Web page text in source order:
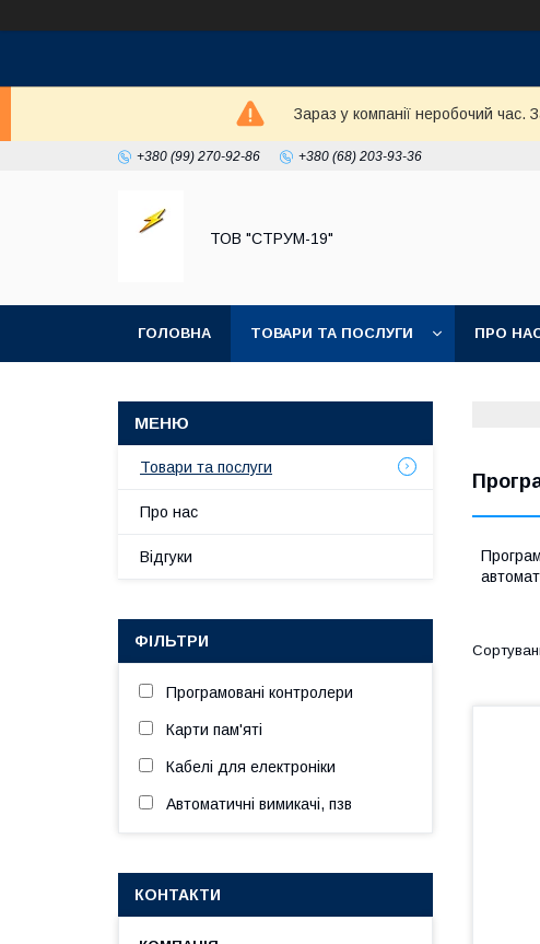
Зараз у компанії неробочий
+380 (99) 270-92-86 +380 (68) 203-93-36
ТОВ "СТРУМ-19"
ГОЛОВНА ТОВАРИ ТА ПОСЛУГИ ПРО
Товари та послуги
Про нас
Відгуки
ФІЛЬТРИ
Програмовані контролери
Карти пам'яті
Кабелі для електроніки
Автоматичні вимикачі, пзв
КОНТАКТИ